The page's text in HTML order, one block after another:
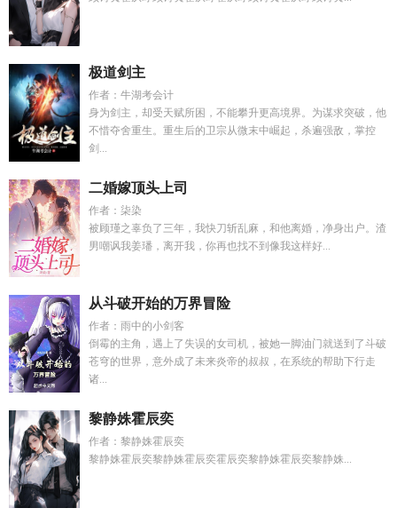
极道剑主
作者：牛湖考会计
身为剑主，却受天赋所困，不能攀升更高境界。为谋求突破，他
不惜夺舍重生。重生后的卫宗从微末中崛起，杀遍强敌，掌控
剑...
二婚嫁顶头上司
作者：柒染
被顾瑾之辜负了三年，我快刀斩乱麻，和他离婚，净身出户。渣
男嘲讽我姜璠，离开我，你再也找不到像我这样好...
从斗破开始的万界冒险
作者：雨中的小剑客
倒霉的主角，遇上了失误的女司机，被她一脚油门就送到了斗破
苍穹的世界，意外成了未来炎帝的叔叔，在系统的帮助下行走
诸...
黎静姝霍辰奕
作者：黎静姝霍辰奕
黎静姝霍辰奕黎静姝霍辰奕霍辰奕黎静姝霍辰奕黎静姝...